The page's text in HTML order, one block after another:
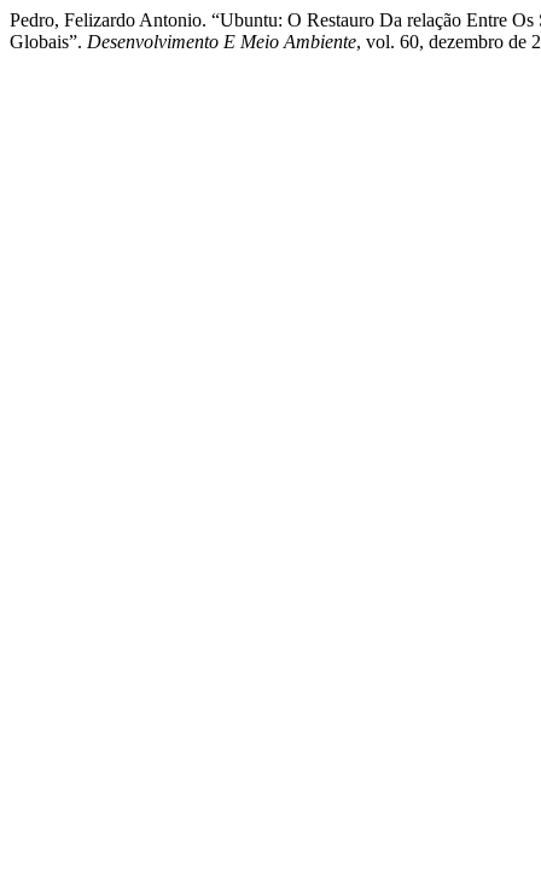
Pedro, Felizardo Antonio. “Ubuntu: O Restauro Da relação Entre
Globais”. Desenvolvimento E Meio Ambiente, vol. 60, dezembro de